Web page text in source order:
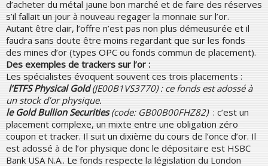
d’acheter du métal jaune bon marché et de faire des réserves
s’il fallait un jour à nouveau regager la monnaie sur l’or.
Autant être clair, l’offre n’est pas non plus démeusurée et il
faudra sans doute être moins regardant que sur les fonds
des mines d’or (types OPC ou fonds commun de placement).
Des exemples de trackers sur l’or :
Les spécialistes évoquent souvent ces trois placements :
l’ETFS Physical Gold(JE00B1VS3770) : ce fonds est adossé à
un stock d’or physique.
le Gold Bullion Securities(code: GB00B00FHZ82) : c’est un
placement complexe, un mixte entre une obligation zéro
coupon et tracker. Il suit un dixième du cours de l’once d’or. Il
est adossé à de l’or physique donc le dépositaire est HSBC
Bank USA N.A.. Le fonds respecte la législation du London